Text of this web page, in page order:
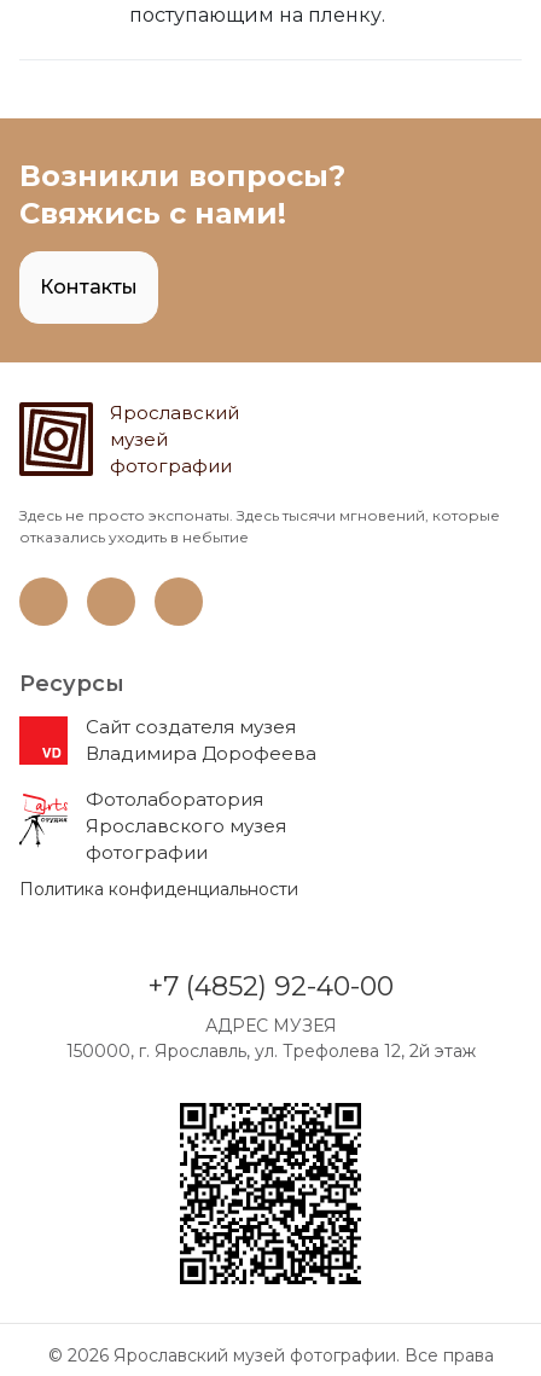
поступающим на пленку.
Возникли вопросы?
Свяжись с нами!
Контакты
Ярославский
музей
фотографии
Здесь не просто экспонаты. Здесь тысячи мгновений, которые
отказались уходить в небытие
Ресурсы
Cайт создателя музея
Владимира Дорофеева
Фотолаборатория
Ярославского музея
фотографии
Политика конфиденциальности
+7 (4852) 92-40-00
АДРЕС МУЗЕЯ
150000, г. Ярославль, ул. Трефолева 12, 2й этаж
© 2026 Ярославский музей фотографии. Все права